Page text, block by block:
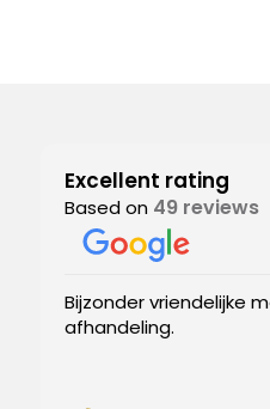
Excellent rating
Based on 49 reviews
Bijzonder vriendelijke
afhandeling.